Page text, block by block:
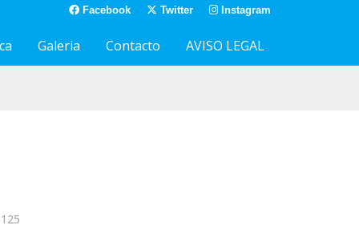
Facebook Twitter Instagram
Galeria Contacto AVISO LEGAL